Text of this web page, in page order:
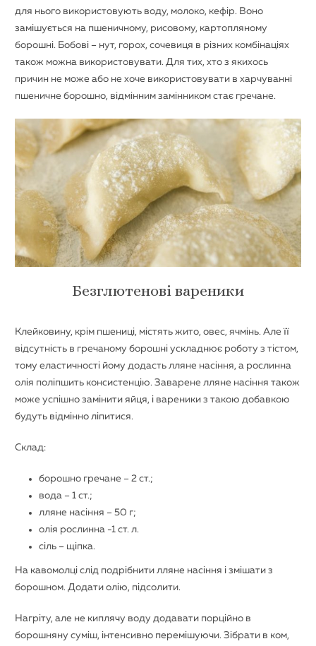
для нього використовують воду, молоко, кефір. Воно
замішується на пшеничному, рисовому, картопляному
борошні. Бобові – нут, горох, сочевиця в різних комбінаціях
також можна використовувати. Для тих, хто з якихось
причин не може або не хоче використовувати в харчуванні
пшеничне борошно, відмінним замінником стає гречане.
Безглютенові вареники
Клейковину, крім пшениці, містять жито, овес, ячмінь. Але її
відсутність в гречаному борошні ускладнює роботу з тістом,
тому еластичності йому додасть лляне насіння, а рослинна
олія поліпшить консистенцію. Заварене лляне насіння також
може успішно замінити яйця, і вареники з такою добавкою
будуть відмінно ліпитися.
Склад:
борошно гречане – 2 ст.;
вода – 1 ст.;
лляне насіння – 50 г;
олія рослинна -1 ст. л.
сіль – щіпка.
На кавомолці слід подрібнити лляне насіння і змішати з
борошном. Додати олію, підсолити.
Нагріту, але не киплячу воду додавати порційно в
борошняну суміш, інтенсивно перемішуючи. Зібрати в ком,